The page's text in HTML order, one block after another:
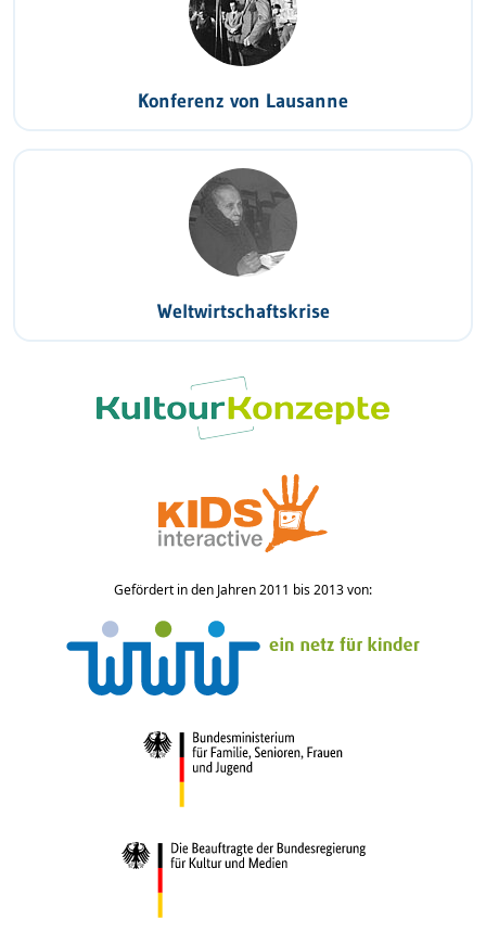
Konferenz von Lausanne
Weltwirtschaftskrise
Gefördert in den Jahren 2011 bis 2013 von: